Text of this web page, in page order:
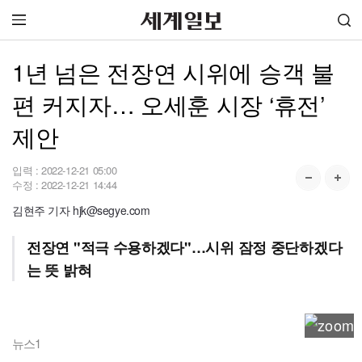
1년 넘은 전장연 시위에 승객 불
편 커지자… 오세훈 시장 ‘휴전’
제안
입력 : 2022-12-21 05:00
수정 : 2022-12-21 14:44
김현주 기자 hjk@segye.com
전장연 "적극 수용하겠다"…시위 잠정 중단하겠다
는 뜻 밝혀
뉴스1